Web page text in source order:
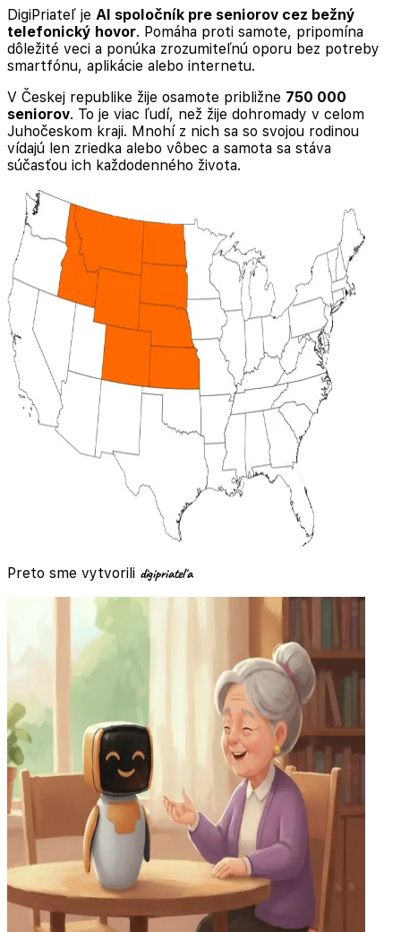
DigiPriateľ je AI spoločník pre seniorov cez bežný
telefonický hovor. Pomáha proti samote, pripomína
dôležité veci a ponúka zrozumiteľnú oporu bez potreby
smartfónu, aplikácie alebo internetu.
V Českej republike žije osamote približne 750 000
seniorov. To je viac ľudí, než žije dohromady v celom
Juhočeskom kraji. Mnohí z nich sa so svojou rodinou
vídajú len zriedka alebo vôbec a samota sa stáva
súčasťou ich každodenného života.
Preto sme vytvorili digipriateľa